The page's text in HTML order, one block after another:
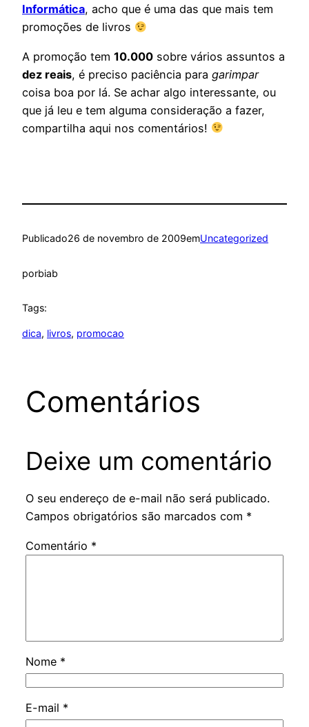
Informática, acho que é uma das que mais tem
promoções de livros
A promoção tem 10.000 sobre vários assuntos a
dez reais, é preciso paciência para garimpar
coisa boa por lá. Se achar algo interessante, ou
que já leu e tem alguma consideração a fazer,
compartilha aqui nos comentários!
Publicado26 de novembro de 2009emUncategorized
porbiab
Tags:
dica, livros, promocao
Comentários
Deixe um comentário
O seu endereço de e-mail não será publicado.
Campos obrigatórios são marcados com *
Comentário *
Nome *
E-mail *